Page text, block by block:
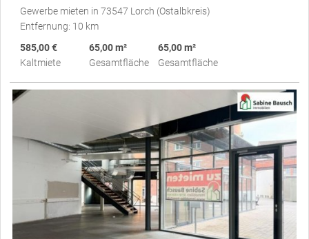
Gewerbe mieten in 73547 Lorch (Ostalbkreis)
Entfernung: 10 km
585,00 €
Kaltmiete
65,00 m²
Gesamtfläche
65,00 m²
Gesamtfläche